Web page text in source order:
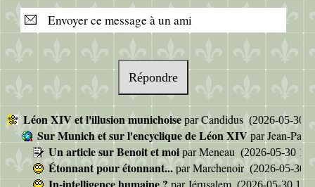
Envoyer ce message à un ami
Répondre
Léon XIV et l'illusion munichoise parCandidus (2026-05-30
Sur Munich et sur l'encyclique de Léon XIVparJean-
Un article sur Benoit et moi parMeneau (2026-05-30
Étonnant pour étonnant... parMarchenoir (2026-05-30
Jérusalem